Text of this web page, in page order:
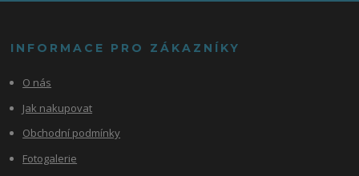
INFORMACE PRO ZÁKAZNÍKY
O nás
Jak nakupovat
Obchodní podmínky
Fotogalerie